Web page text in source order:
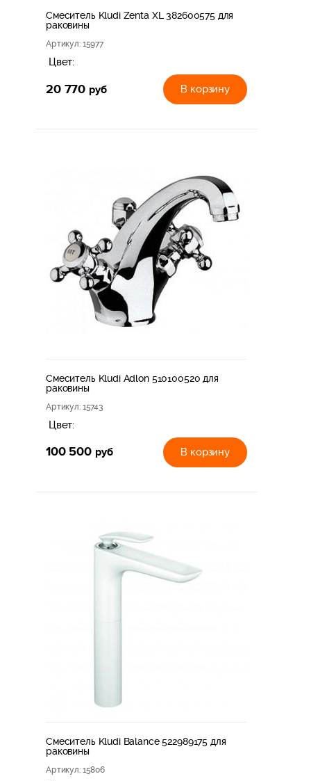
Смеситель Kludi Zenta XL 382600575 для
раковины
Артикул: 15977
Цвет:
20 770 руб В корзину
Смеситель Kludi Adlon 510100520 для
раковины
Артикул: 15743
Цвет:
100 500 руб В корзину
Смеситель Kludi Balance 522989175 для
раковины
Артикул: 15806